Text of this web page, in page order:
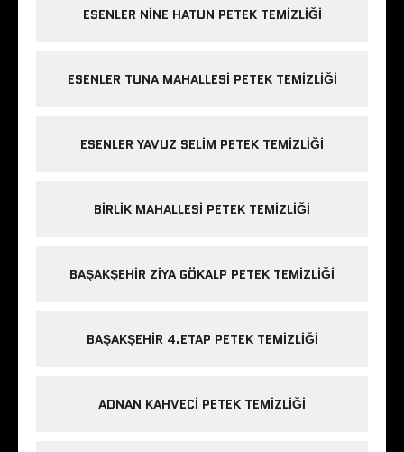
ESENLER NINE HATUN PETEK TEMIZLIĞI
ESENLER TUNA MAHALLESI PETEK TEMIZLIĞI
ESENLER YAVUZ SELIM PETEK TEMIZLIĞI
BIRLIK MAHALLESI PETEK TEMIZLIĞI
BAŞAKŞEHIR ZIYA GÖKALP PETEK TEMIZLIĞI
BAŞAKŞEHIR 4.ETAP PETEK TEMIZLIĞI
ADNAN KAHVECI PETEK TEMIZLIĞI